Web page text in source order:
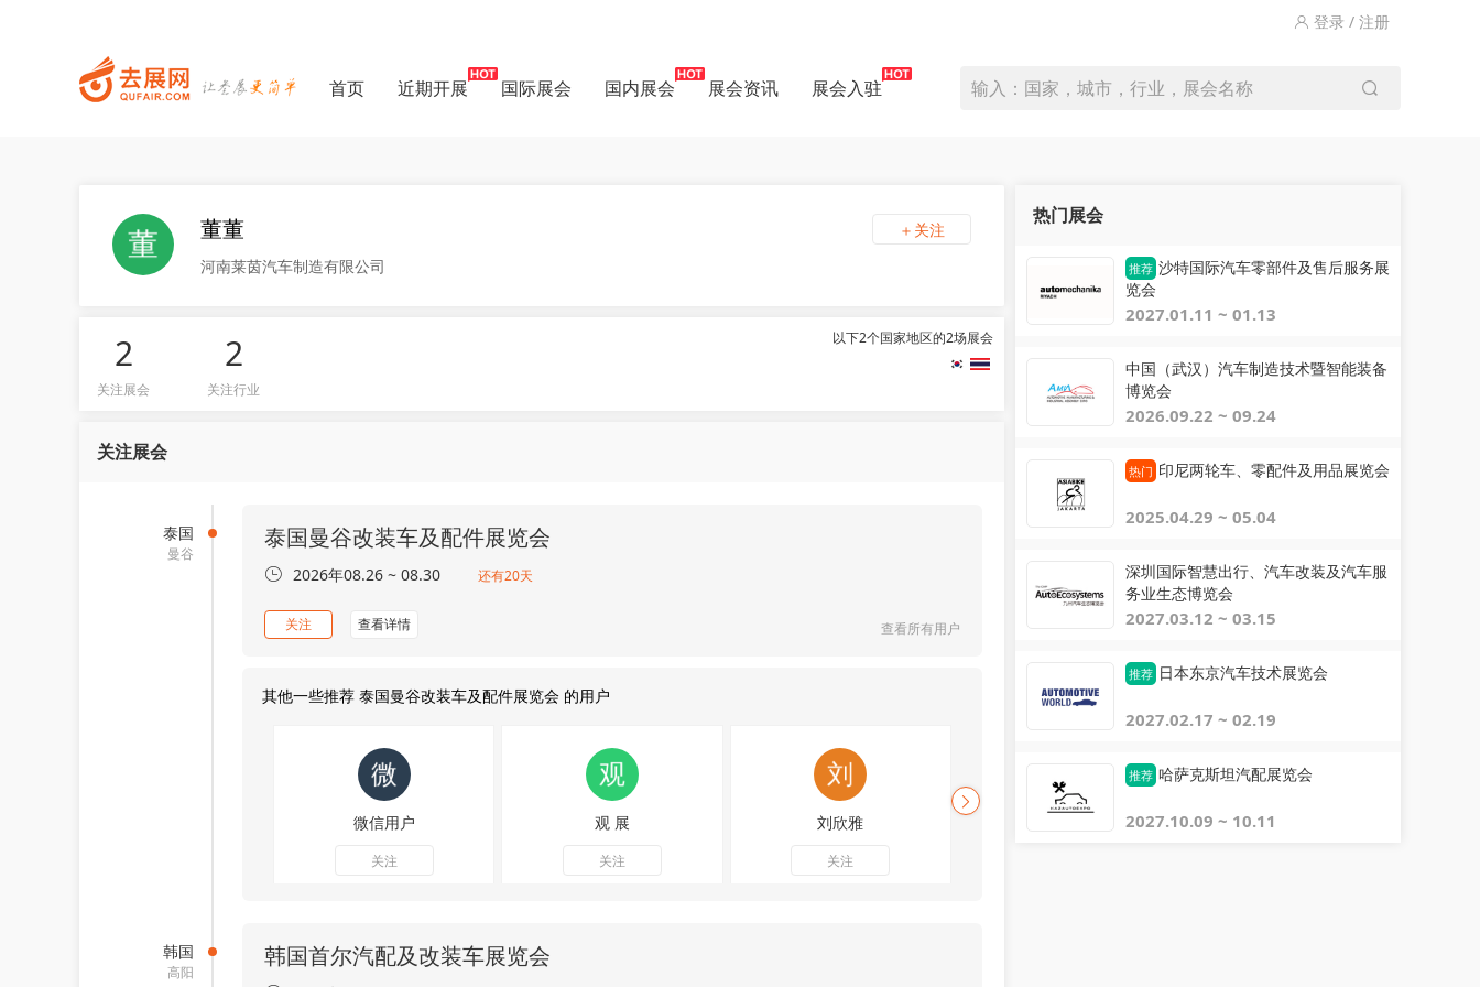
登录 / 注册
首页 近期开展 国际展会 国内展会 展会资讯 展会入驻 输入：国家，城市，行业，展会名称
董董
＋关注
河南莱茵汽车制造有限公司
2
关注展会
2
关注行业
以下2个国家地区的2场展会
关注展会
泰国
曼谷
泰国曼谷改装车及配件展览会
2026年08.26 ~ 08.30 还有20天
关注 查看详情 查看所有用户
其他一些推荐 泰国曼谷改装车及配件展览会 的用户
微信用户
关注
观 展
关注
刘欣雅
关注
展运全球 Jimmy 运
韩国
高阳
韩国首尔汽配及改装车展览会
热门展会
推荐 沙特国际汽车零部件及售后服务展
览会
2027.01.11 ~ 01.13
中国（武汉）汽车制造技术暨智能装备
博览会
2026.09.22 ~ 09.24
热门 印尼两轮车、零配件及用品展览会
2025.04.29 ~ 05.04
深圳国际智慧出行、汽车改装及汽车服
务业生态博览会
2027.03.12 ~ 03.15
推荐 日本东京汽车技术展览会
2027.02.17 ~ 02.19
推荐 哈萨克斯坦汽配展览会
2027.10.09 ~ 10.11